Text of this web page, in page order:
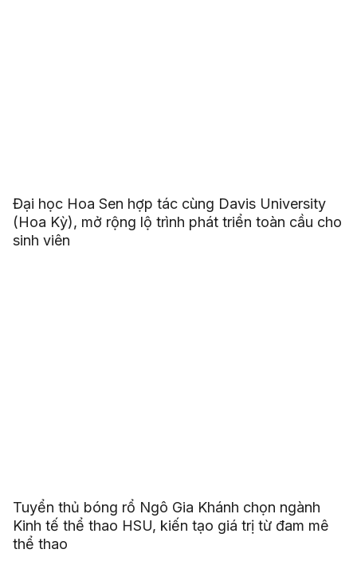
Đại học Hoa Sen hợp tác cùng Davis University
(Hoa Kỳ), mở rộng lộ trình phát triển toàn cầu cho
sinh viên
Tuyển thủ bóng rổ Ngô Gia Khánh chọn ngành
Kinh tế thể thao HSU, kiến tạo giá trị từ đam mê
thể thao